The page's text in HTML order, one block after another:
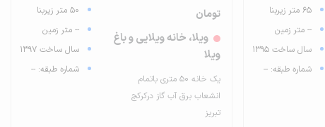
65 متر زیربنا
-- متر زمین
سال ساخت 1395
شماره طبقه: --
تومان
ویلا، خانه ویلایی و باغ
ویلا
یک خانه ۵۰ متری باتمام
انشعاب برق آب گاز درکرکج
تبریز
50 متر زیربنا
-- متر زمین
سال ساخت 1397
شماره طبقه: --